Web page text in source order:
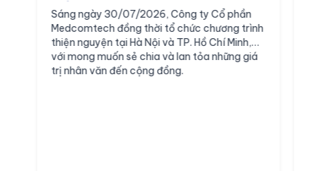
ĐỒNG
Sáng ngày 30/07/2026, Công ty Cổ phần
Medcomtech đồng thời tổ chức chương trình
thiện nguyện tại Hà Nội và TP. Hồ Chí Minh,
với mong muốn sẻ chia và lan tỏa những giá
trị nhân văn đến cộng đồng.